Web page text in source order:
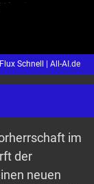
Flux Schnell | All-AI.de
im
der
neuen